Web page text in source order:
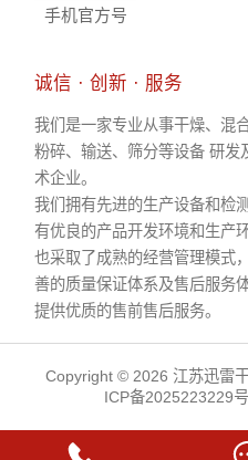
手机官方号
诚信 · 创新 · 服务
我们是一家专业从事干燥、混
粉碎、输送、筛分等设备 研发
术企业。
我们拥有先进的生产设备和检
有优良的产品开发环境和生产
也采取了成熟的经营管理模式
善的质量保证体系及售后服务
提供优质的售前售后服务。
Copyright © 2026 江苏迅雷
ICP备2025223229号